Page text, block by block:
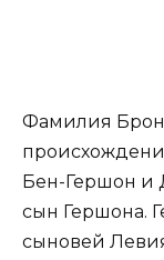
Фамилия
Бен-Гершон и
сын Гершона.
сыновей